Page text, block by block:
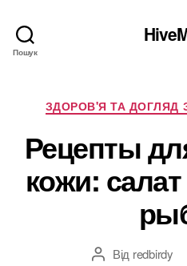
Пошук
ЗДОРОВ'Я ТА ДОГЛЯД
Рецепты
кожи:
Автор
Від redbirdy